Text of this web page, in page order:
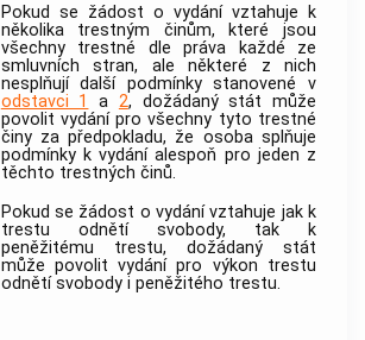
Pokud se žádost o vydání vztahuje k
několika trestným činům, které jsou
všechny trestné dle práva každé ze
smluvních stran, ale některé z nich
nesplňují další podmínky stanovené v
odstavci 1
a 2, dožádaný stát může
povolit vydání pro všechny tyto trestné
činy za předpokladu, že osoba splňuje
podmínky k vydání alespoň pro jeden z
těchto trestných činů.
Pokud se žádost o vydání vztahuje jak k
trestu odnětí svobody, tak k
peněžitému trestu, dožádaný stát
může povolit vydání pro výkon trestu
odnětí svobody i peněžitého trestu.